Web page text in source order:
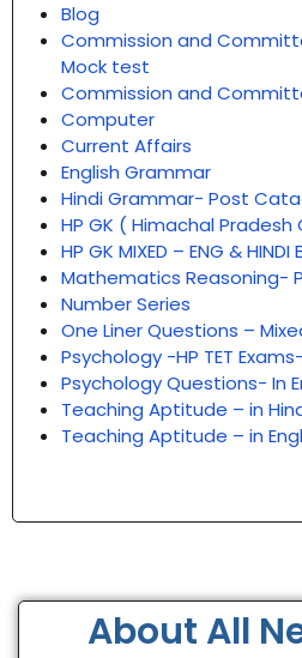
Blog
Commission and
Mock test
Commission and
Computer
Current Affairs
English Grammar
Hindi Grammar- Post
HP GK ( Himachal Pradesh
HP GK MIXED – ENG & HINDI
Mathematics Reasoning-
Number Series
One Liner Questions –
Psychology -HP TET
Psychology Questions- In
Teaching Aptitude – in
Teaching Aptitude – in
About All